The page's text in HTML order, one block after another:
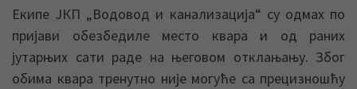
Екипе ЈКП „Водовод и канализација“ су одмах по
пријави обезбедиле место квара и од раних
јутарњих сати раде на његовом отклањању. Због
обима квара тренутно није могуће са прецизношћу